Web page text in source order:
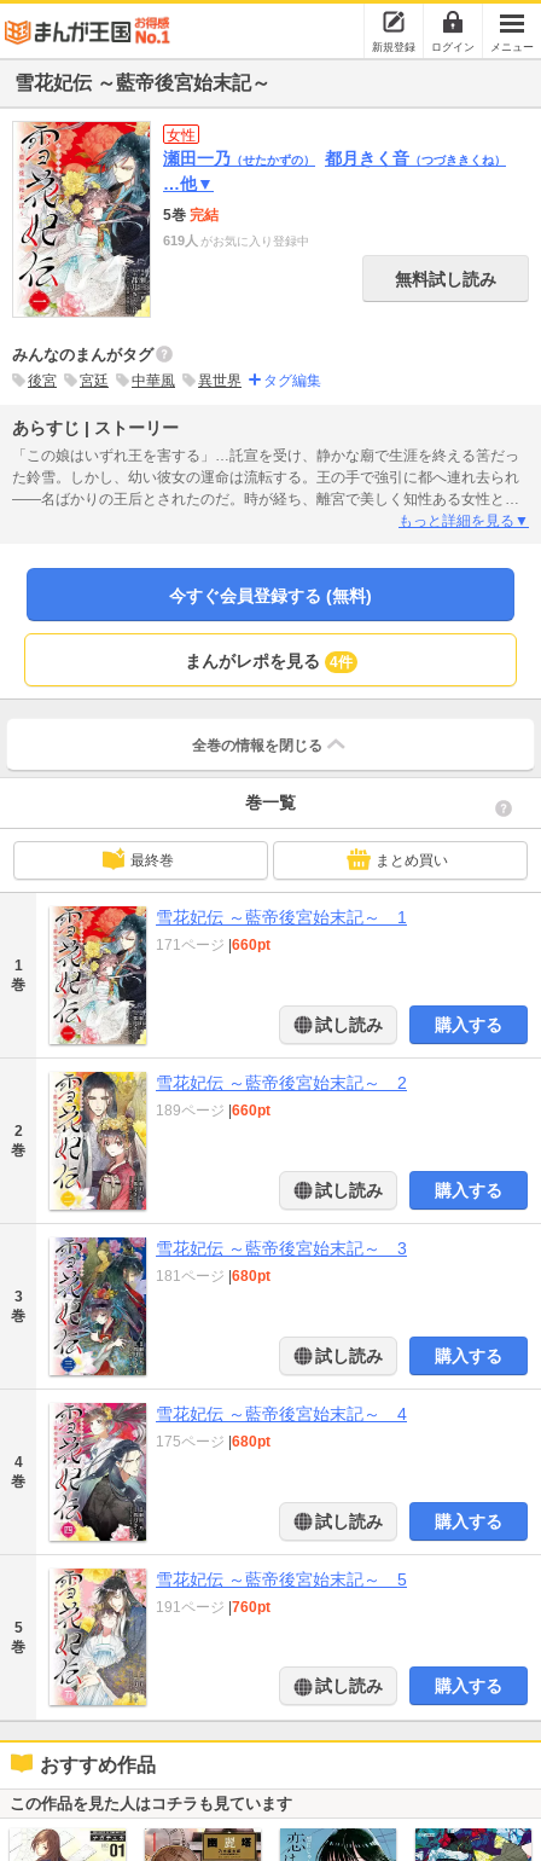
新規登録 ログイン メニュー
雪花妃伝 ～藍帝後宮始末記～
女性
瀬田一乃 （せたかずの） 都月きく音 （つづききくね）
…他▼
5巻 完結
619人 がお気に入り登録中
無料試し読み
みんなのまんがタグ
後宮 宮廷 中華風 異世界 タグ編集
あらすじ | ストーリー
「この娘はいずれ王を害する」…託宣を受け、静かな廟で生涯を終える筈だっ
た鈴雪。しかし、幼い彼女の運命は流転する。王の手で強引に都へ連れ去られ
――名ばかりの王后とされたのだ。時が経ち、離宮で美しく知性ある女性とな
った鈴雪が投げ込まれたそこは、陰謀渦巻く世界だった……。もっと詳細を見る▼
今すぐ会員登録する (無料)
まんがレポを見る 4件
全巻の情報を 閉じる
巻一覧
最終巻 まとめ買い
1
巻
雪花妃伝 ～藍帝後宮始末記～ 1
171ページ |660pt
試し読み 購入する
2
巻
雪花妃伝 ～藍帝後宮始末記～ 2
189ページ |660pt
試し読み 購入する
3
巻
雪花妃伝 ～藍帝後宮始末記～ 3
181ページ |680pt
試し読み 購入する
4
巻
雪花妃伝 ～藍帝後宮始末記～ 4
175ページ |680pt
試し読み 購入する
5
巻
雪花妃伝 ～藍帝後宮始末記～ 5
191ページ |760pt
試し読み 購入する
おすすめ作品
この作品を見た人はコチラも見ています